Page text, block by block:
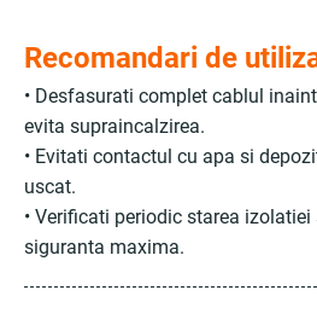
Recomandari de
• Desfasurati complet cablul
evita supraincalzirea.
• Evitati contactul cu apa si
uscat.
• Verificati periodic starea
siguranta maxima.